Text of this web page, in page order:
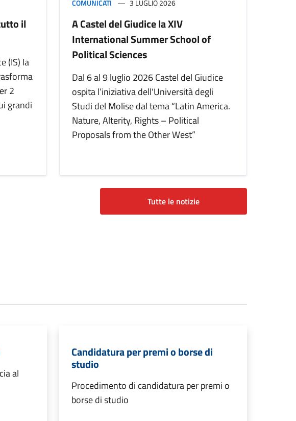
il
(IS) la
2
grandi
COMUNICATI 3 LUGLIO 2026
A Castel del Giudice la XIV
International Summer School of
Political Sciences
Dal 6 al 9 luglio 2026 Castel del Giudice
ospita l’iniziativa dell'Università degli
Studi del Molise dal tema “Latin America.
Nature, Alterity, Rights – Political
Proposals from the Other West”
Tutte le notizie
al
Candidatura per premi o borse di
studio
Procedimento di candidatura per premi o
borse di studio